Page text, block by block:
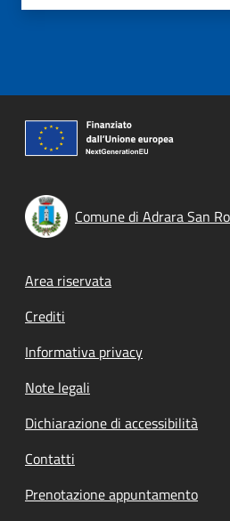
Comune di Adrara San
Footer menu
Area riservata
Crediti
Informativa privacy
Note legali
Dichiarazione di accessibilità
Contatti
Prenotazione appuntamento